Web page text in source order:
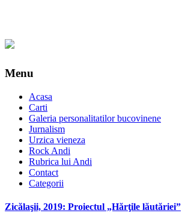
Menu
Acasa
Carti
Galeria personalitatilor bucovinene
Jurnalism
Urzica vieneza
Rock Andi
Rubrica lui Andi
Contact
Categorii
Zicălaşii, 2019: Proiectul „Hărţile lăutăriei”